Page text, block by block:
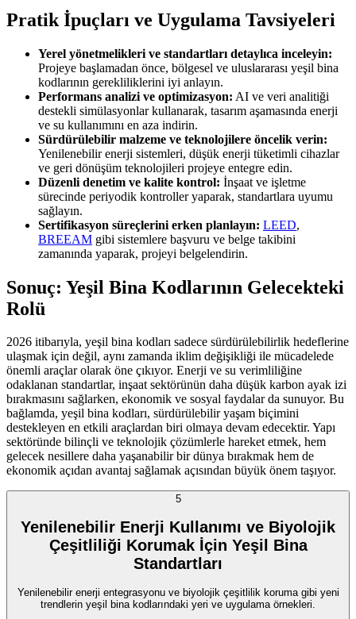
Pratik İpuçları ve Uygulama Tavsiyeleri
Yerel yönetmelikleri ve standartları detaylıca inceleyin:
Projeye başlamadan önce, bölgesel ve uluslararası yeşil bina
kodlarının gerekliliklerini iyi anlayın.
Performans analizi ve optimizasyon: AI ve veri analitiği
destekli simülasyonlar kullanarak, tasarım aşamasında enerji
ve su kullanımını en aza indirin.
Sürdürülebilir malzeme ve teknolojilere öncelik verin:
Yenilenebilir enerji sistemleri, düşük enerji tüketimli cihazlar
ve geri dönüşüm teknolojileri projeye entegre edin.
Düzenli denetim ve kalite kontrol: İnşaat ve işletme
sürecinde periyodik kontroller yaparak, standartlara uyumu
sağlayın.
Sertifikasyon süreçlerini erken planlayın: LEED,
BREEAM gibi sistemlere başvuru ve belge takibini
zamanında yaparak, projeyi belgelendirin.
Sonuç: Yeşil Bina Kodlarının Gelecekteki
Rolü
2026 itibarıyla, yeşil bina kodları sadece sürdürülebilirlik hedeflerine
ulaşmak için değil, aynı zamanda iklim değişikliği ile mücadelede
önemli araçlar olarak öne çıkıyor. Enerji ve su verimliliğine
odaklanan standartlar, inşaat sektörünün daha düşük karbon ayak izi
bırakmasını sağlarken, ekonomik ve sosyal faydalar da sunuyor. Bu
bağlamda, yeşil bina kodları, sürdürülebilir yaşam biçimini
destekleyen en etkili araçlardan biri olmaya devam edecektir. Yapı
sektöründe bilinçli ve teknolojik çözümlerle hareket etmek, hem
gelecek nesillere daha yaşanabilir bir dünya bırakmak hem de
ekonomik açıdan avantaj sağlamak açısından büyük önem taşıyor.
5
Yenilenebilir Enerji Kullanımı ve Biyolojik
Çeşitliliği Korumak İçin Yeşil Bina
Standartları
Yenilenebilir enerji entegrasyonu ve biyolojik çeşitlilik koruma gibi yeni
trendlerin yeşil bina kodlarındaki yeri ve uygulama örnekleri.